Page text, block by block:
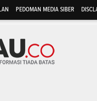
PEDOMAN MEDIA SIBER